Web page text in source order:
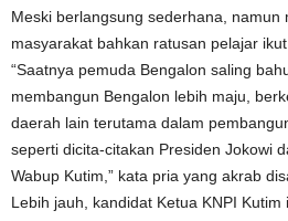
Meski berlangsung sederhana, namun
masyarakat bahkan ratusan pelajar
“Saatnya pemuda Bengalon saling
membangun Bengalon lebih maju,
daerah lain terutama dalam
seperti dicita-citakan Presiden Jokowi
Wabup Kutim,” kata pria yang akrab
Lebih jauh, kandidat Ketua KNPI Kutim